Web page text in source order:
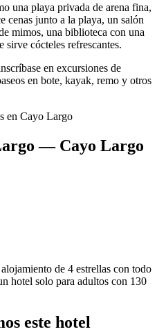
una playa privada de arena fina,
cenas junto a la playa, un salón
mimos, una biblioteca con una
cócteles refrescantes.
en excursiones de
en bote, kayak, remo y otros
en Cayo Largo
— Cayo Largo
de 4 estrellas con todo
hotel solo para adultos con 130
este hotel